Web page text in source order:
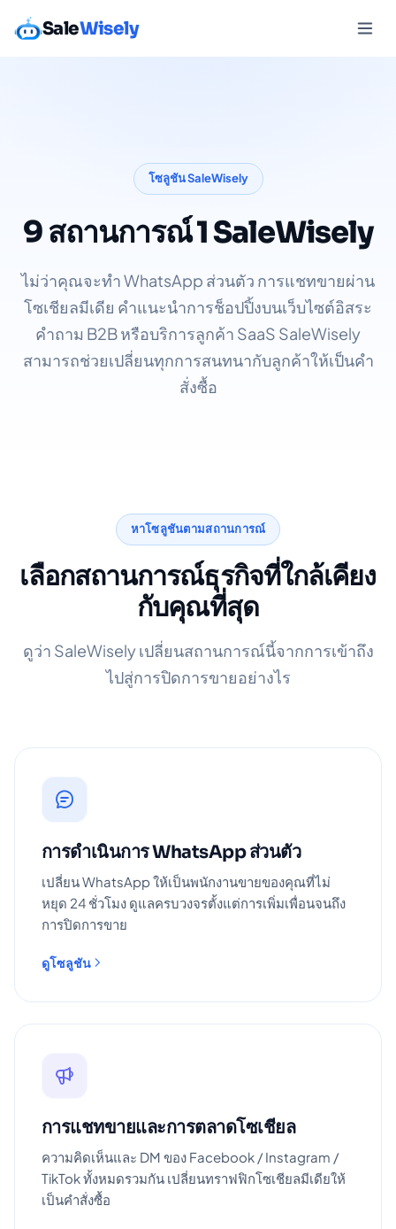
SaleWisely
โซลูชัน SaleWisely
9 สถานการณ์ 1 SaleWisely
ไม่ว่าคุณจะทำ WhatsApp ส่วนตัว การแชทขายผ่าน
โซเชียลมีเดีย คำแนะนำการช็อปปิ้งบนเว็บไซต์อิสระ
คำถาม B2B หรือบริการลูกค้า SaaS SaleWisely
สามารถช่วยเปลี่ยนทุกการสนทนากับลูกค้าให้เป็นคำ
สั่งซื้อ
หาโซลูชันตามสถานการณ์
เลือกสถานการณ์ธุรกิจที่ใกล้เคียง
กับคุณที่สุด
ดูว่า SaleWisely เปลี่ยนสถานการณ์นี้จากการเข้าถึง
ไปสู่การปิดการขายอย่างไร
การดำเนินการ WhatsApp ส่วนตัว
เปลี่ยน WhatsApp ให้เป็นพนักงานขายของคุณที่ไม่
หยุด 24 ชั่วโมง ดูแลครบวงจรตั้งแต่การเพิ่มเพื่อนจนถึง
การปิดการขาย
ดูโซลูชัน
การแชทขายและการตลาดโซเชียล
ความคิดเห็นและ DM ของ Facebook / Instagram /
TikTok ทั้งหมดรวมกัน เปลี่ยนทราฟฟิกโซเชียลมีเดียให้
เป็นคำสั่งซื้อ